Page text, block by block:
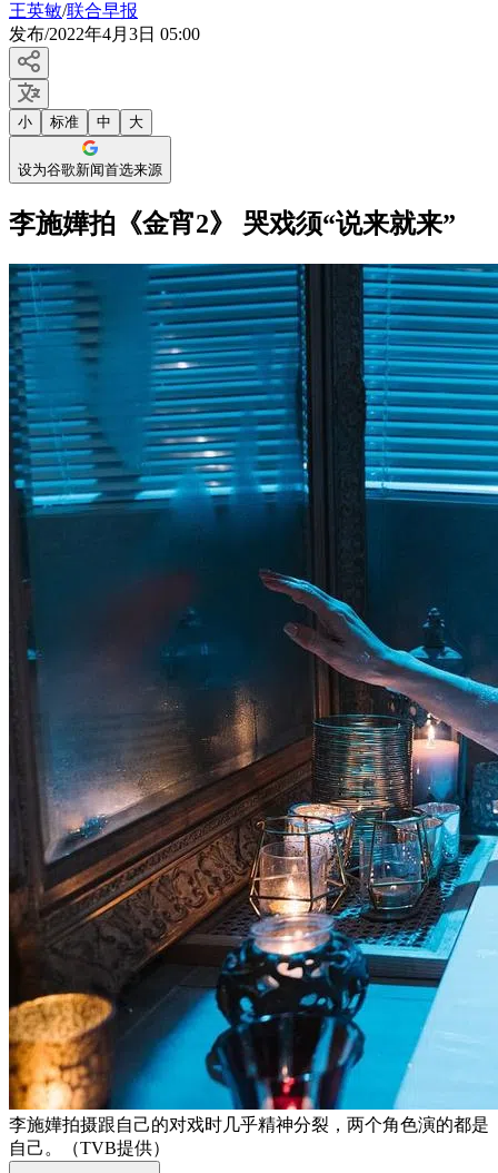
王英敏/联合早报
发布/2022年4月3日 05:00
小 标准 中 大
设为谷歌新闻首选来源
李施嬅拍《金宵2》 哭戏须“说来就来”
李施嬅拍摄跟自己的对戏时几乎精神分裂，两个角色演的都是
自己。（TVB提供）